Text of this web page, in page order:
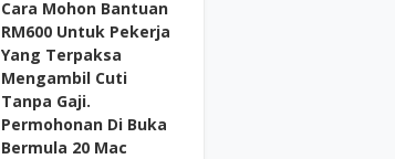
Cara Mohon Bantuan
RM600 Untuk Pekerja
Yang Terpaksa
Mengambil Cuti
Tanpa Gaji.
Permohonan Di Buka
Bermula 20 Mac